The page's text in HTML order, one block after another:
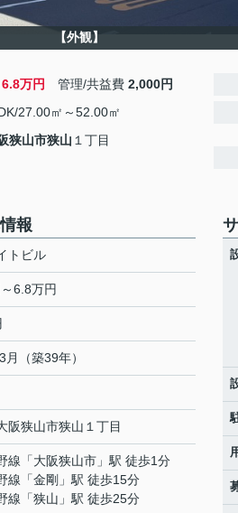
【外観】
万円 管理/共益費 2,000円
27.00㎡～52.00㎡
狭山市狭山 １丁目
報
トビル
6.8万円
月（築39年）
阪狭山市狭山 １丁目
線 「大阪狭山市 」駅 徒歩1分
線 「金剛 」駅 徒歩15分
線 「狭山 」駅 徒歩25分